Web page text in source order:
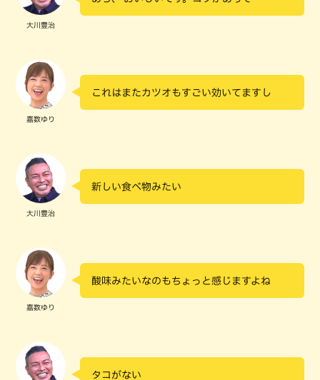
大川豊治
嘉数ゆり
これはまたカツオもすごい効いてますし
大川豊治
新しい食べ物みたい
嘉数ゆり
酸味みたいなのもちょっと感じますよね
タコがない